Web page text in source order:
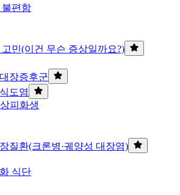
불편함
민(이건 무슨 증상일까요?)
장증후군
도염
피화생
질환(크론병·궤양성 대장염)
식단